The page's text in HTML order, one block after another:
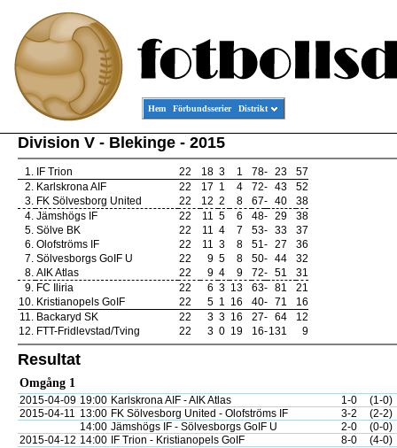
Hem Förbundsserier Distrikt
Division V - Blekinge - 2015
1. IF Trion 22 18 3 1 78- 23
57
2. Karlskrona AIF 22 17 1 4 72- 43
52
3. FK Sölvesborg United 22 12 2 8 67- 40
38
4. Jämshögs IF 22 11 5 6 48- 29
38
5. Sölve BK 22 11 4 7 53- 33
37
6. Olofströms IF 22 11 3 8 51- 27
36
7. Sölvesborgs GoIF U 22 9 5 8 50- 44
32
8. AIK Atlas 22 9 4 9 72- 51
31
9. FC Iliria 22 6 3 13 63- 81
21
10. Kristianopels GoIF 22 5 1 16 40- 71
16
11. Backaryd SK 22 3 3 16 27- 64
12
12. FTT-Fridlevstad/Tving 22 3 0 19 16-131 9
Resultat
Omgång 1
2015-04-09 19:00 Karlskrona AIF - AIK Atlas 1-0
(1-0)
2015-04-11 13:00 FK Sölvesborg United - Olofströms IF 3-2
(2-2)
14:00 Jämshögs IF - Sölvesborgs GoIF U 2-0
(0-0)
2015-04-12 14:00 IF Trion - Kristianopels GoIF 8-0
(4-0)